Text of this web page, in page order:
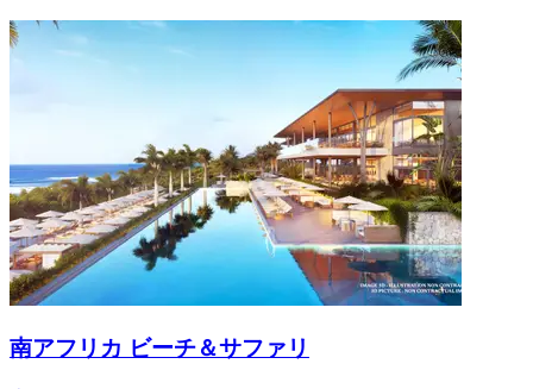
南アフリカ ビーチ＆サファリ